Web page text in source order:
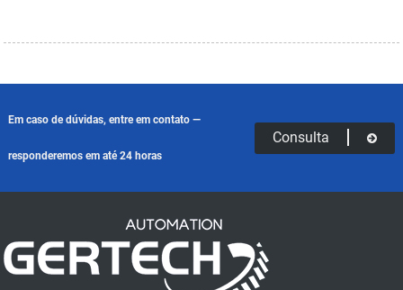
Em caso de dúvidas, entre em contato —
responderemos em até 24 horas
Consulta